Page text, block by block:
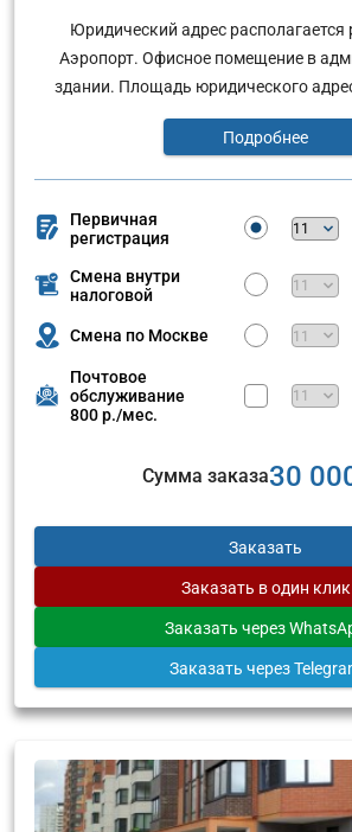
Юридический адрес располагается
Аэропорт. Офисное помещение в
здании. Площадь юридического
Подробнее
Первичная
регистрация
Смена внутри
налоговой
Смена по Москве
Почтовое
обслуживание
800 р./мес.
Сумма заказа30
Заказать
Заказать в один клик
Заказать через
Заказать через